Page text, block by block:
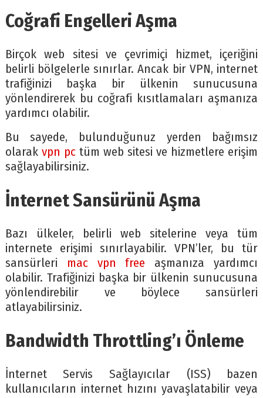
Coğrafi Engelleri Aşma
Birçok web sitesi ve çevrimiçi hizmet, içeriğini
belirli bölgelerle sınırlar. Ancak bir VPN, internet
trafiğinizi başka bir ülkenin sunucusuna
yönlendirerek bu coğrafi kısıtlamaları aşmanıza
yardımcı olabilir.
Bu sayede, bulunduğunuz yerden bağımsız
olarak vpn pctüm web sitesi ve hizmetlere erişim
sağlayabilirsiniz.
İnternet Sansürünü Aşma
Bazı ülkeler, belirli web sitelerine veya tüm
internete erişimi sınırlayabilir. VPN’ler, bu tür
sansürleri mac vpn free aşmanıza yardımcı
olabilir. Trafiğinizi başka bir ülkenin sunucusuna
yönlendirebilir ve böylece sansürleri
atlayabilirsiniz.
Bandwidth Throttling’ı Önleme
İnternet Servis Sağlayıcılar (ISS) bazen
kullanıcıların internet hızını yavaşlatabilir veya